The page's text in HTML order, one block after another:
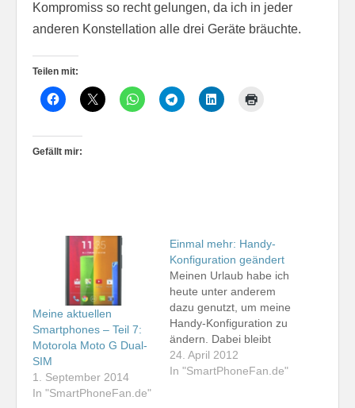
Kompromiss so recht gelungen, da ich in jeder
anderen Konstellation alle drei Geräte bräuchte.
Teilen mit:
Gefällt mir:
Meine aktuellen
Smartphones – Teil 7:
Motorola Moto G Dual-
SIM
1. September 2014
In "SmartPhoneFan.de"
Einmal mehr: Handy-
Konfiguration geändert
Meinen Urlaub habe ich
heute unter anderem
dazu genutzt, um meine
Handy-Konfiguration zu
ändern. Dabei bleibt
das Apple iPhone 4S
weiterhin mein
24. April 2012
In "SmartPhoneFan.de"